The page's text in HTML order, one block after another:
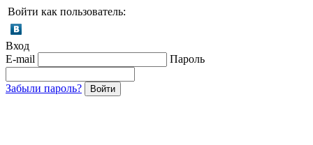
Войти как пользователь:
Вход
E-mail
Пароль
Забыли пароль? Войти